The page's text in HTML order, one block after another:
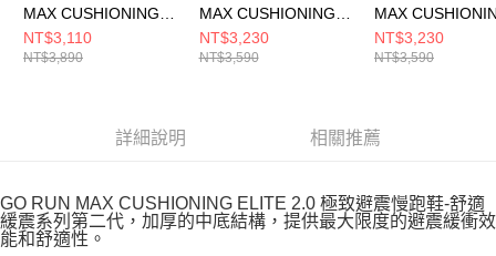
MAX CUSHIONING
ELITE 2.0 女 跑步鞋
129655LIL
NT$3,110
NT$3,890
MAX CUSHIONING
ELITE 3 女 跑步鞋
129720WOFWT
NT$3,230
NT$3,590
MAX
ELITE 3 女 跑步
129720WBBK
NT$3,230
NT$3,590
詳細說明 相關推薦
GO RUN MAX CUSHIONING ELITE 2.0 極致避震慢跑鞋-舒適
緩震系列第二代，加厚的中底結構，提供最大限度的避震緩衝效
能和舒適性。